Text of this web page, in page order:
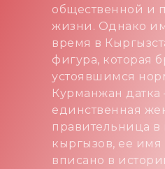
общественной и
жизни. Однако
время в
фигура, которая
устоявшимся
Курманжан
единственная
правительница в
кыргызов, ее имя
вписано в